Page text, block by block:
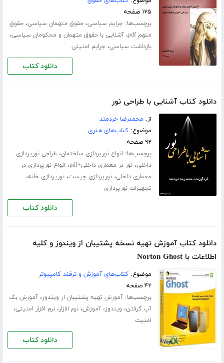
۱۲۵ صفحه
برچسب‌ها: جرایم سیاسی،حقوق متهمان سیاسی،حقوق
متهم pdf
،آشنایی با حقوق متهمان و محکومان سیاسی،
بازداشت سیاسی، جرایم امنیتی
دانلود کتاب
دانلود کتاب آشنایی با طراحی نور
از: محمدرضا خردمند
موضوع:کتاب‌های هنری
۹۲ صفحه
برچسب‌ها: انواع نورپردازی ساختمان، طراحی نورپردازی
داخلی،نور در معماری داخلی+pdf ، انواع نورپردازی در
معماری داخلی،نورپردازی چیست،نورپردازی خانه،
تجهیزات نورپردازی
دانلود کتاب
دانلود کتاب آموزش تهیه نسخه پشتیبان از ویندوز و کلیه
اطلاعات با Norton Ghost
موضوع:کتاب‌های آموزش و ترفند کامپیوتر
۴۲ صفحه
برچسب‌ها:آموزش تهیه پشتیبان از ویندوز،آموزش بک
آپ گرفتن، ویندوز،آموزش،نرم افزار،نرم افزار امنیتی،
امنیت
دانلود کتاب